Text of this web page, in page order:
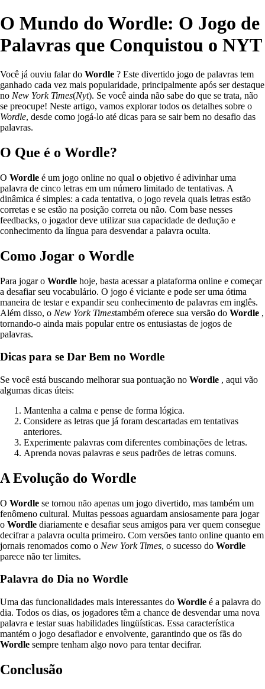
O Mundo do Wordle: O Jogo de
Palavras que Conquistou o NYT
Você já ouviu falar do Wordle ? Este divertido jogo de palavras tem
ganhado cada vez mais popularidade, principalmente após ser destaque
no New York Times(Nyt). Se você ainda não sabe do que se trata, não
se preocupe! Neste artigo, vamos explorar todos os detalhes sobre o
Wordle, desde como jogá-lo até dicas para se sair bem no desafio das
palavras.
O Que é o Wordle?
O Wordle é um jogo online no qual o objetivo é adivinhar uma
palavra de cinco letras em um número limitado de tentativas. A
dinâmica é simples: a cada tentativa, o jogo revela quais letras estão
corretas e se estão na posição correta ou não. Com base nesses
feedbacks, o jogador deve utilizar sua capacidade de dedução e
conhecimento da língua para desvendar a palavra oculta.
Como Jogar o Wordle
Para jogar o Wordle hoje, basta acessar a plataforma online e começar
a desafiar seu vocabulário. O jogo é viciante e pode ser uma ótima
maneira de testar e expandir seu conhecimento de palavras em inglês.
Além disso, o New York Timestambém oferece sua versão do Wordle ,
tornando-o ainda mais popular entre os entusiastas de jogos de
palavras.
Dicas para se Dar Bem no Wordle
Se você está buscando melhorar sua pontuação no Wordle , aqui vão
algumas dicas úteis:
Mantenha a calma e pense de forma lógica.
Considere as letras que já foram descartadas em tentativas
anteriores.
Experimente palavras com diferentes combinações de letras.
Aprenda novas palavras e seus padrões de letras comuns.
A Evolução do Wordle
O Wordle se tornou não apenas um jogo divertido, mas também um
fenômeno cultural. Muitas pessoas aguardam ansiosamente para jogar
o Wordle diariamente e desafiar seus amigos para ver quem consegue
decifrar a palavra oculta primeiro. Com versões tanto online quanto em
jornais renomados como o New York Times, o sucesso do Wordle
parece não ter limites.
Palavra do Dia no Wordle
Uma das funcionalidades mais interessantes do Wordle é a palavra do
dia. Todos os dias, os jogadores têm a chance de desvendar uma nova
palavra e testar suas habilidades lingüísticas. Essa característica
mantém o jogo desafiador e envolvente, garantindo que os fãs do
Wordle sempre tenham algo novo para tentar decifrar.
Conclusão